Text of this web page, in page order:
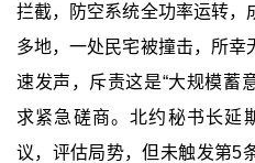
拦截，防空系统全功率运转，
多地，一处民宅被撞击，所
速发声，斥责这是“大规模蓄
求紧急磋商。北约秘书长延
议，评估局势，但未触发第5